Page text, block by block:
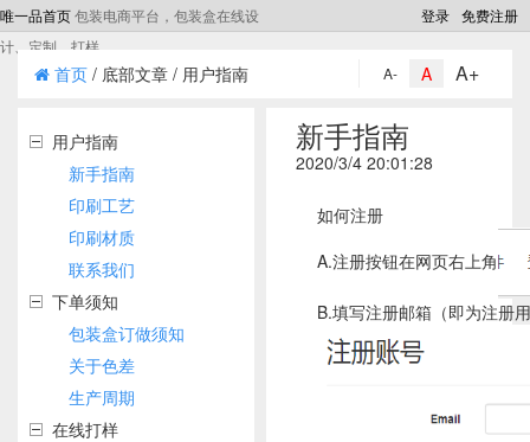
唯一品首页包装电商平台，包装盒在线设
计、定制、打样
免费注册
登录
首页 / 底部文章 / 用户指南 A+
A
A-
用户指南
新手指南
印刷工艺
印刷材质
联系我们
下单须知
包装盒订做须知
关于色差
生产周期
在线打样
新手指南
2020/3/4 20:01:28
如何注册
A.注册按钮在网页右上角
B.填写注册邮箱（即为注册